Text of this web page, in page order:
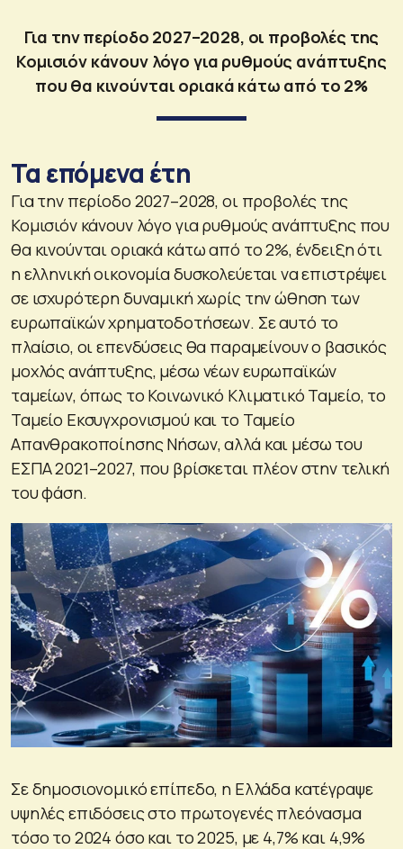
Για την περίοδο 2027–2028, οι προβολές της
Κομισιόν κάνουν λόγο για ρυθμούς ανάπτυξης
που θα κινούνται οριακά κάτω από το 2%
Τα επόμενα έτη
Για την περίοδο 2027–2028, οι προβολές της
Κομισιόν κάνουν λόγο για ρυθμούς ανάπτυξης που
θα κινούνται οριακά κάτω από το 2%, ένδειξη ότι
η ελληνική οικονομία δυσκολεύεται να επιστρέψει
σε ισχυρότερη δυναμική χωρίς την ώθηση των
ευρωπαϊκών χρηματοδοτήσεων. Σε αυτό το
πλαίσιο, οι επενδύσεις θα παραμείνουν ο βασικός
μοχλός ανάπτυξης, μέσω νέων ευρωπαϊκών
ταμείων, όπως το Κοινωνικό Κλιματικό Ταμείο, το
Ταμείο Εκσυγχρονισμού και το Ταμείο
Απανθρακοποίησης Νήσων, αλλά και μέσω του
ΕΣΠΑ 2021–2027, που βρίσκεται πλέον στην τελική
του φάση.
Σε δημοσιονομικό επίπεδο, η Ελλάδα κατέγραψε
υψηλές επιδόσεις στο πρωτογενές πλεόνασμα
τόσο το 2024 όσο και το 2025, με 4,7% και 4,9%